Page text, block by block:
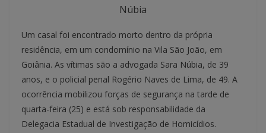
Núbia
Um casal foi encontrado morto dentro da própria
residência, em um condomínio na Vila São João, em
Goiânia. As vítimas são a advogada Sara Núbia, de 39
anos, e o policial penal Rogério Naves de Lima, de 49. A
ocorrência mobilizou forças de segurança na tarde de
quarta-feira (25) e está sob responsabilidade da
Delegacia Estadual de Investigação de Homicídios.